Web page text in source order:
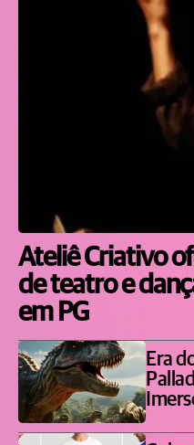
Ateliê Criativo
de teatro e
em PG
Era